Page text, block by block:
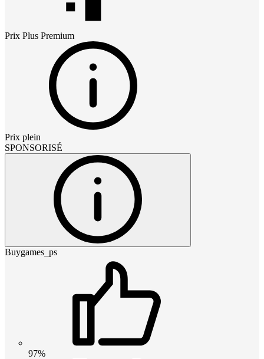
Prix Plus Premium
Prix plein
SPONSORISÉ
Buygames_ps
97%